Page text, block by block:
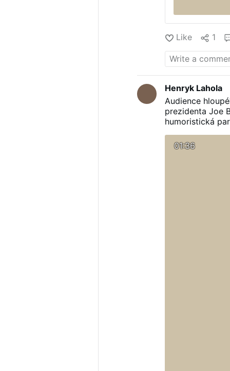
Like 1
Henryk Lahola
Audience
prezidenta Joe
humoristická
01:36